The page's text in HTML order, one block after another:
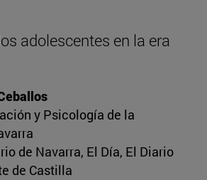
adolescentes en la era
y Psicología de la
de Navarra, El Día, El Diario
de Castilla